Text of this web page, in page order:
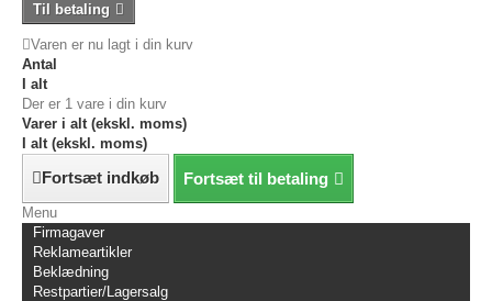
Til betaling
Varen er nu lagt i din kurv
Antal
I alt
Der er 1 vare i din kurv
Varer i alt (ekskl. moms)
I alt (ekskl. moms)
Fortsæt indkøb Fortsæt til betaling
Menu
Firmagaver
Reklameartikler
Beklædning
Restpartier/Lagersalg